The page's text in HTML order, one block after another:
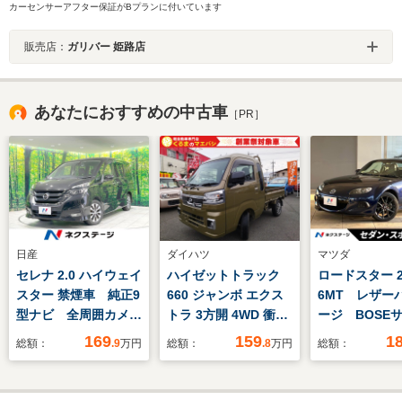
カーセンサーアフター保証がBプランに付いています
販売店： ガリバー 姫路店
あなたにおすすめの中古車 ［PR］
日産
セレナ 2.0 ハイウェイ
スター 禁煙車 純正9
型ナビ 全周囲カメ
ラ 両側電動ドア 衝
ー LEDヘッド スマ
総額： 169.9万円
ダイハツ
ハイゼットトラック
660 ジャンボ エクス
トラ 3方開 4WD 衝突
軽減ブレーキ スマー
AW 4WD デフロッ
総額： 159.8万円
マツダ
ロードスター
6MT レザー
ージ BOSE
システム
インダンパー
総額：